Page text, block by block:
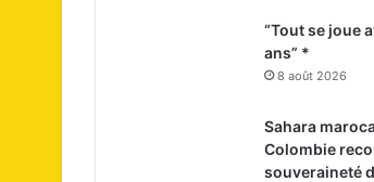
“Tout se joue
ans” *
8 août 2026
Sahara
Colombie
souveraineté